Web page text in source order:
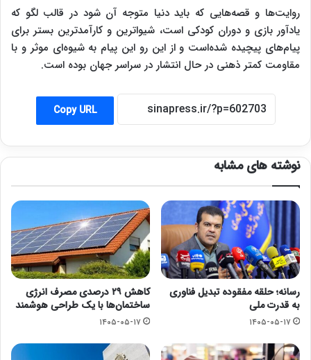
روایت‌ها و قصه‌هایی که باید دنیا متوجه آن شود در قالب لگو که
یادآور بازی و دوران کودکی است، شیواترین و کارآمدترین بستر برای
پیام‌های پیچیده شده‌است و از این رو این پیام به شیوه‌ای موثر و با
مقاومت کمتر ذهنی در حال انتشار در سراسر جهان بوده است.
Copy URL
نوشته های مشابه
رسانه؛ حلقه مفقوده تبدیل فناوری
به قدرت ملی
۱۴۰۵-۰۵-۱۷
کاهش ۲۹ درصدی مصرف انرژی
ساختمان‌ها با یک طراحی هوشمند
۱۴۰۵-۰۵-۱۷